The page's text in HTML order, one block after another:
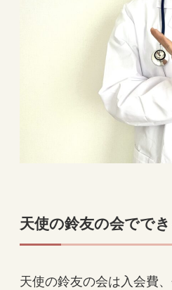
天使の鈴友の会でで
天使の鈴友の会は入会費、